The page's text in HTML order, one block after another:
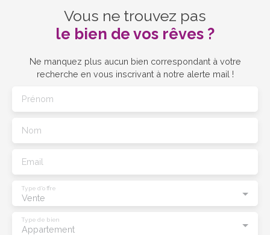
Vous ne trouvez pas
le bien de vos rêves ?
Ne manquez plus aucun bien correspondant à votre
recherche en vous inscrivant à notre alerte mail !
Prénom
Nom
Email
Vente
Type d'offre
Appartement
Type de bien